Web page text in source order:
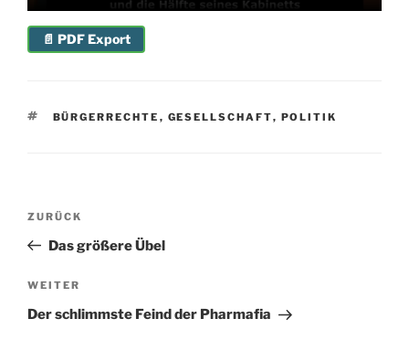
📄 PDF Export
SCHLAGWÖRTER
BÜRGERRECHTE , GESELLSCHAFT, POLITIK
Beitragsnavigation
Vorheriger
Beitrag
ZURÜCK
Das größere Übel
Nächster
Beitrag
WEITER
Der schlimmste Feind der Pharmafia